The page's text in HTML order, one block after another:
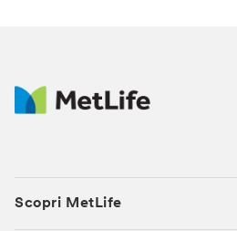
Scopri MetLife